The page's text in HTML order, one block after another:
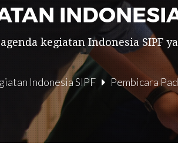
kegiatan Indonesia SIPF
Indonesia SIPF Pembicara